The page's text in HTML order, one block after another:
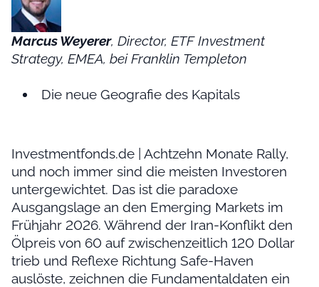
Marcus Weyerer, Director, ETF Investment
Strategy, EMEA, bei Franklin Templeton
Die neue Geografie des Kapitals
Investmentfonds.de | Achtzehn Monate Rally,
und noch immer sind die meisten Investoren
untergewichtet. Das ist die paradoxe
Ausgangslage an den Emerging Markets im
Frühjahr 2026. Während der Iran-Konflikt den
Ölpreis von 60 auf zwischenzeitlich 120 Dollar
trieb und Reflexe Richtung Safe-Haven
auslöste, zeichnen die Fundamentaldaten ein